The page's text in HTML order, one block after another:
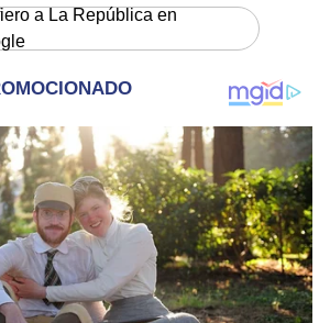
a La República en